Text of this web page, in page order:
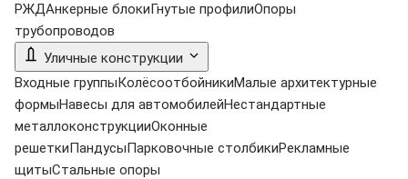
РЖДАнкерные блокиГнутые профилиОпоры
трубопроводов
Уличные конструкции
Входные группыКолёсоотбойникиМалые архитектурные
формыНавесы для автомобилейНестандартные
металлоконструкцииОконные
решеткиПандусыПарковочные столбикиРекламные
щитыСтальные опоры